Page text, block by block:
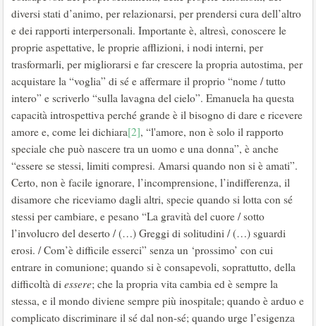
diversi stati d’animo, per relazionarsi, per prendersi cura dell’altro
e dei rapporti interpersonali. Importante è, altresì, conoscere le
proprie aspettative, le proprie afflizioni, i nodi interni, per
trasformarli, per migliorarsi e far crescere la propria autostima, per
acquistare la “voglia” di sé e affermare il proprio “nome / tutto
intero” e scriverlo “sulla lavagna del cielo”. Emanuela ha questa
capacità introspettiva perché grande è il bisogno di dare e ricevere
amore e, come lei dichiara[2], “l'amore, non è solo il rapporto
speciale che può nascere tra un uomo e una donna”, è anche
“essere se stessi, limiti compresi. Amarsi quando non si è amati”.
Certo, non è facile ignorare, l’incomprensione, l’indifferenza, il
disamore che riceviamo dagli altri, specie quando si lotta con sé
stessi per cambiare, e pesano “La gravità del cuore / sotto
l’involucro del deserto / (…) Greggi di solitudini / (…) sguardi
erosi. / Com’è difficile esserci” senza un ‘prossimo’ con cui
entrare in comunione; quando si è consapevoli, soprattutto, della
difficoltà di essere; che la propria vita cambia ed è sempre la
stessa, e il mondo diviene sempre più inospitale; quando è arduo e
complicato discriminare il sé dal non-sé; quando urge l’esigenza